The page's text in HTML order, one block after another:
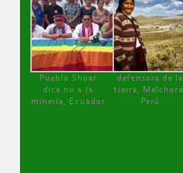
Pueblo Shuar
dice no a la
minería, Ecuador
defensora de la
tierra, Melchora,
Perú